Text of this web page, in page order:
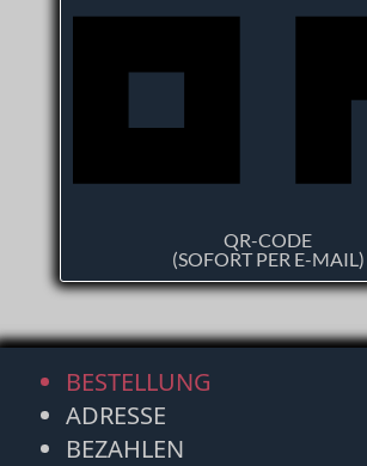
QR-CODE
(SOFORT PER E-MAIL)
BESTELLUNG
ADRESSE
BEZAHLEN